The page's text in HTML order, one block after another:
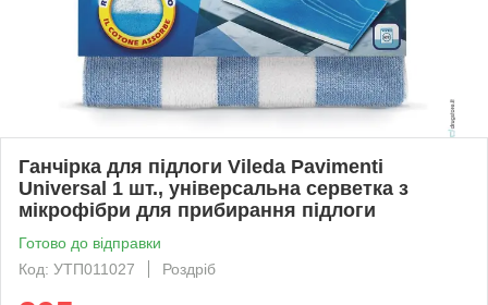
Ганчірка для підлоги Vileda Pavimenti
Universal 1 шт., універсальна серветка з
мікрофібри для прибирання підлоги
Готово до відправки
Код: УТП011027
Роздріб